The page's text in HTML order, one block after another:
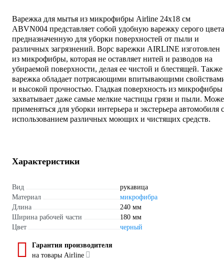
Варежка для мытья из микрофибры Airline 24х18 см
ABVN004 представляет собой удобную варежку серого
предназначенную для уборки поверхностей от пыли и
различных загрязнений. Ворс варежки AIRLINE изготовлен
из микрофибры, которая не оставляет нитей и разводов на
убираемой поверхности, делая ее чистой и блестящей. Также
варежка обладает потрясающими впитывающими
и высокой прочностью. Гладкая поверхность из микрофибры
захватывает даже самые мелкие частицы грязи и пыли.
применяться для уборки интерьера и экстерьера автомобиля с
использованием различных моющих и чистящих средств.
Характеристики
Вид
рукавица
Материал
микрофибра
Длина
240 мм
Ширина рабочей части
180 мм
Цвет
черный
Гарантия производителя
на товары Airline